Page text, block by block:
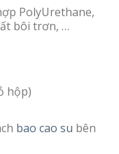
PolyUrethane,
bôi trơn, …
hộp)
bao cao su bên